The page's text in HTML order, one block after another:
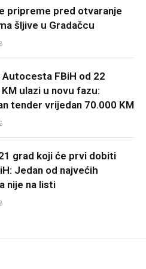
pripreme pred otvaranje
šljive u Gradačcu
Autocesta FBiH od 22
ulazi u novu fazu:
tender vrijedan 70.000 KM
grad koji će prvi dobiti
Jedan od najvećih
nije na listi